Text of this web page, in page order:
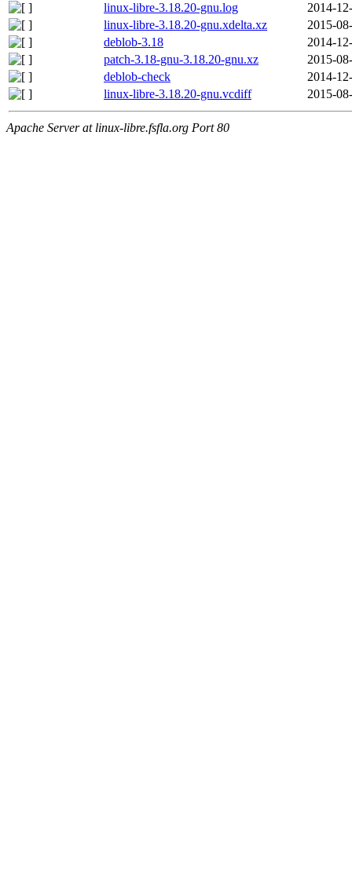
linux-libre-3.18.20-gnu.log
2014-
linux-libre-3.18.20-gnu.xdelta.xz
2015-
deblob-3.18
2014-
patch-3.18-gnu-3.18.20-gnu.xz
2015-
deblob-check
2014-
linux-libre-3.18.20-gnu.vcdiff
2015-
Apache Server at linux-libre.fsfla.org Port 80